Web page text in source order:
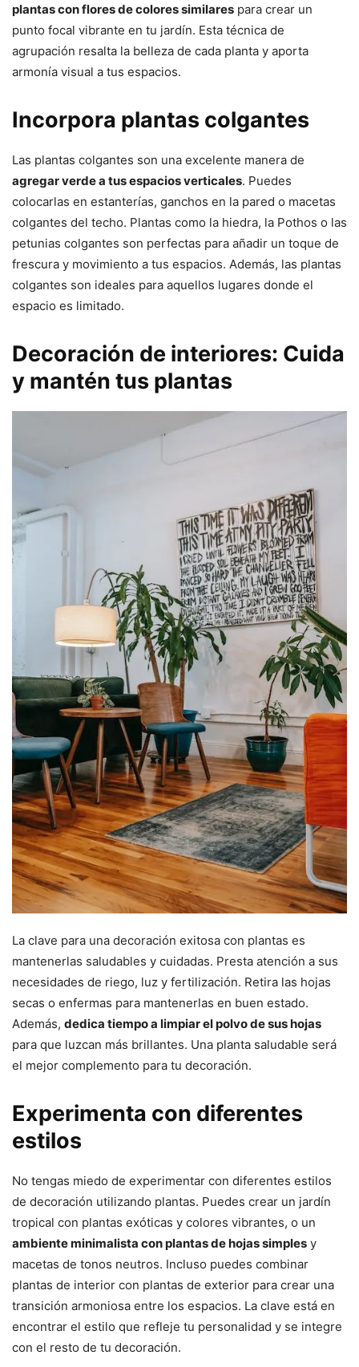
plantas con flores de colores similares para crear un
punto focal vibrante en tu jardín. Esta técnica de
agrupación resalta la belleza de cada planta y aporta
armonía visual a tus espacios.
Incorpora plantas colgantes
Las plantas colgantes son una excelente manera de
agregar verde a tus espacios verticales. Puedes
colocarlas en estanterías, ganchos en la pared o macetas
colgantes del techo. Plantas como la hiedra, la Pothos o las
petunias colgantes son perfectas para añadir un toque de
frescura y movimiento a tus espacios. Además, las plantas
colgantes son ideales para aquellos lugares donde el
espacio es limitado.
Decoración de interiores: Cuida
y mantén tus plantas
La clave para una decoración exitosa con plantas es
mantenerlas saludables y cuidadas. Presta atención a sus
necesidades de riego, luz y fertilización. Retira las hojas
secas o enfermas para mantenerlas en buen estado.
Además, dedica tiempo a limpiar el polvo de sus hojas
para que luzcan más brillantes. Una planta saludable será
el mejor complemento para tu decoración.
Experimenta con diferentes
estilos
No tengas miedo de experimentar con diferentes estilos
de decoración utilizando plantas. Puedes crear un jardín
tropical con plantas exóticas y colores vibrantes, o un
ambiente minimalista con plantas de hojas simples y
macetas de tonos neutros. Incluso puedes combinar
plantas de interior con plantas de exterior para crear una
transición armoniosa entre los espacios. La clave está en
encontrar el estilo que refleje tu personalidad y se integre
con el resto de tu decoración.